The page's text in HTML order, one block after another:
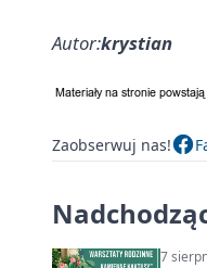
Autor:krystian
Zaobserwuj nas!
7